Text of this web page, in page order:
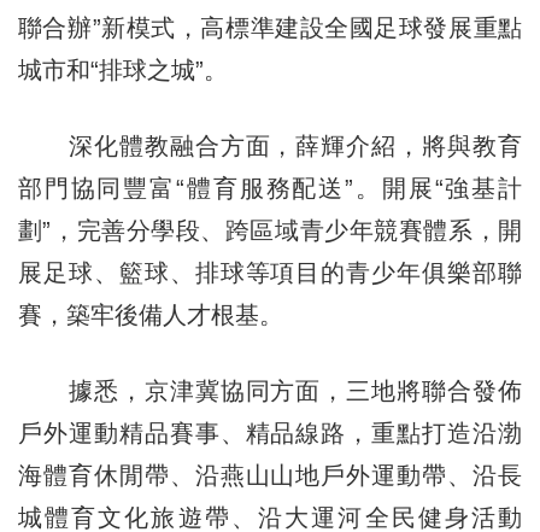
聯合辦”新模式，高標準建設全國足球發展重點
城市和“排球之城”。
深化體教融合方面，薛輝介紹，將與教育
部門協同豐富“體育服務配送”。開展“強基計
劃”，完善分學段、跨區域青少年競賽體系，開
展足球、籃球、排球等項目的青少年俱樂部聯
賽，築牢後備人才根基。
據悉，京津冀協同方面，三地將聯合發佈
戶外運動精品賽事、精品線路，重點打造沿渤
海體育休閒帶、沿燕山山地戶外運動帶、沿長
城體育文化旅遊帶、沿大運河全民健身活動